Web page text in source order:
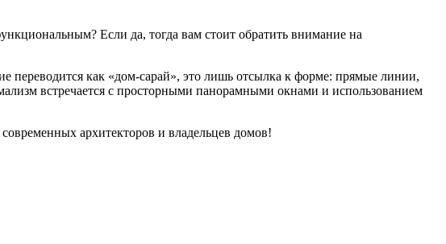
Если да, тогда вам стоит обратить внимание на
переводится как «дом-сарай», это лишь отсылка к форме: прямые линии,
встречается с просторными панорамными окнами и использованием
архитекторов и владельцев домов!